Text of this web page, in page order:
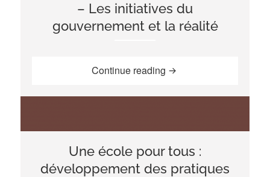
– Les initiatives du
gouvernement et la réalité
Continue reading “Le Brésil souhaite la
Une école pour tous :
développement des pratiques